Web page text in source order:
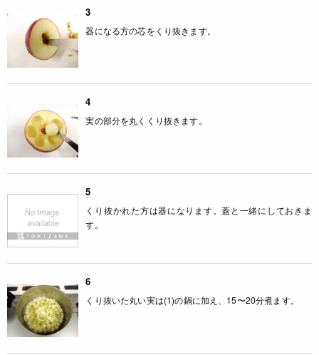
3
器になる方の芯をくり抜きます。
4
実の部分を丸くくり抜きます。
5
くり抜かれた方は器になります。蓋と一緒にしておきま
す。
6
くり抜いた丸い実は(1)の鍋に加え、15〜20分煮ます。